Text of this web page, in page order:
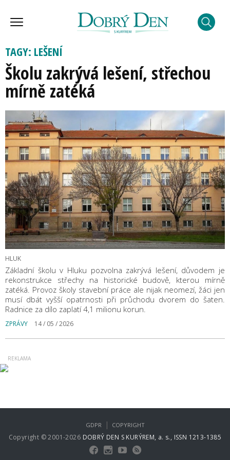
TAGY: LEŠENÍ
Školu zakrývá lešení, střechou
mírně zatéká
HLUK
Základní školu v Hluku pozvolna zakrývá lešení, důvodem je
rekonstrukce střechy na historické budově, kterou mírně
zatéká. Provoz školy stavební práce ale nijak neomezí, žáci jen
musí dbát vyšší opatrnosti při průchodu dvorem do šaten.
Radnice za dílo zaplatí 4,1 milionu korun.
ZPRÁVY 14 / 05 / 2026
Copyright © 2001-2026 DOBRÝ DEN S KURÝREM, a. s., ISSN 1213-1385
GDPR | COPYRIGHT